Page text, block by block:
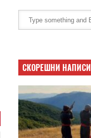
СКОРЕШНИ НАПИСИ